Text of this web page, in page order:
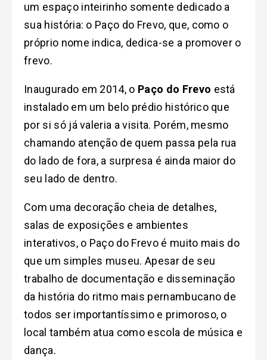
um espaço inteirinho somente dedicado a
sua história: o Paço do Frevo, que, como o
próprio nome indica, dedica-se a promover o
frevo.
Inaugurado em 2014, o Paço do Frevo está
instalado em um belo prédio histórico que
por si só já valeria a visita. Porém, mesmo
chamando atenção de quem passa pela rua
do lado de fora, a surpresa é ainda maior do
seu lado de dentro.
Com uma decoração cheia de detalhes,
salas de exposições e ambientes
interativos, o Paço do Frevo é muito mais do
que um simples museu. Apesar de seu
trabalho de documentação e disseminação
da história do ritmo mais pernambucano de
todos ser importantíssimo e primoroso, o
local também atua como escola de música e
dança.